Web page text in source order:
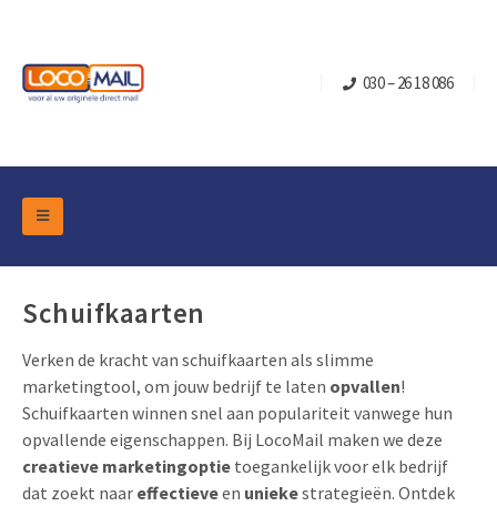
030 – 26 18 086
Schuifkaarten
Verken de kracht van schuifkaarten als slimme
marketingtool, om jouw bedrijf te laten opvallen!
Schuifkaarten winnen snel aan populariteit vanwege hun
opvallende eigenschappen. Bij LocoMail maken we deze
creatieve marketingoptie toegankelijk voor elk bedrijf
dat zoekt naar effectieveen uniekestrategieën. Ontdek
DM Marketing Tools
Overzicht Categorieën
Pop-up Kubussen
Turning Card
Brievenbusdoosje +
Schuifkaarten
Klepdoosjes
Schuifdoosjes
Branche
Retail Marketing
Vastgoedmarketing
Sport Marketing
Gelegenheden
Kerst- en Eindejaar
Verjaardag en Jubilea